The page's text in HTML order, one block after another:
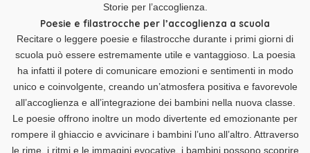
Storie per l’accoglienza.
Poesie e filastrocche per l’accoglienza a scuola
Recitare o leggere poesie e filastrocche durante i primi giorni di
scuola può essere estremamente utile e vantaggioso. La poesia
ha infatti il potere di comunicare emozioni e sentimenti in modo
unico e coinvolgente, creando un’atmosfera positiva e favorevole
all’accoglienza e all’integrazione dei bambini nella nuova classe.
Le poesie offrono inoltre un modo divertente ed emozionante per
rompere il ghiaccio e avvicinare i bambini l’uno all’altro. Attraverso
le rime, i ritmi e le immagini evocative, i bambini possono scoprire